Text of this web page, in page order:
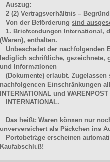
Auszug:
2 (2) Vertragsverhältnis –
Von der Beförderung sind
1. Briefsendungen International,
(Waren), enthalten.
Unbeschadet der nachfolgenden
lediglich schriftliche, gezeichnete,
und Informationen
(Dokumente) erlaubt. Zugelassen
nachfolgenden Einschränkungen
INTERNATIONAL und WARENPOST
INTERNATIONAL.
Das heißt: Waren können nur
unverversichert als Päckchen ins
Portobeträge erscheinen
Kaufabschluß!